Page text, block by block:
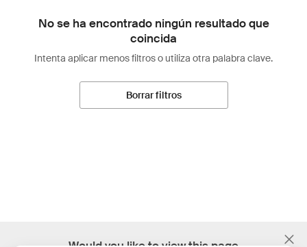
No se ha encontrado ningún resultado que
coincida
Intenta aplicar menos filtros o utiliza otra palabra clave.
Borrar filtros